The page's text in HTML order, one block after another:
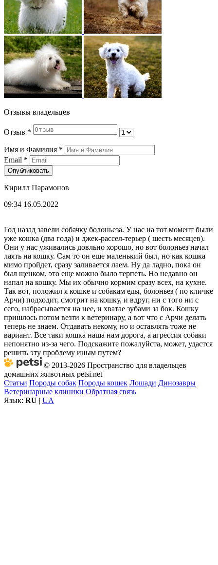
Отзывы владельцев
Отзыв *
Имя и Фамилия *
Email *
Опубликовать
Кирилл Парамонов
09:34 16.05.2022
Год назад завели собачку болоньеза. У нас на тот момент были
уже кошка (два года) и джек-рассел-терьер ( шесть месяцев).
Они у нас уживались довльно хорошо, но вот болоньез начал
лаять на кошку. Сам то он еще маленький был, но как кошка
мимо пройдет, сразу заливается лаем. Ну да ладно, пока он
был щенком, это еще можно было терпеть. Но недавно он
напал на кошку. Мы их обычно кормим сразу всех, на кухне.
Так вот, положил я кошке и собакам еды, болоньез ( по кличке
Арчи) подходит, смотрит на кошку, и вдруг, ни с того ни с
сего, набрасывается на нее, и хватае зубами за бок. Кошку
пришлось потом везти к ветеринару, а вот что с Арчи делать
теперь не знаем. Отдавать некому, но и оставлять тоже не
вариант. Все таки кошка наша нам дорога, а агрессия собаки
непонятно из-за чего. Подскажите пожалуйста, может, удастся
решить эту проблему иным путем?
© 2013-2026 Пространство для владельцев
домашних животных petsi.net
Статьи Породы собак Породы кошек Лошади Динозавры
Ветеринарные клиники Обратная связь
Язык: RU | UA